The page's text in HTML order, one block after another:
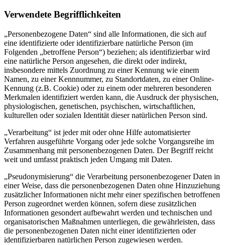
Verwendete Begrifflichkeiten
„Personenbezogene Daten“ sind alle Informationen, die sich auf
eine identifizierte oder identifizierbare natürliche Person (im
Folgenden „betroffene Person“) beziehen; als identifizierbar wird
eine natürliche Person angesehen, die direkt oder indirekt,
insbesondere mittels Zuordnung zu einer Kennung wie einem
Namen, zu einer Kennnummer, zu Standortdaten, zu einer Online-
Kennung (z.B. Cookie) oder zu einem oder mehreren besonderen
Merkmalen identifiziert werden kann, die Ausdruck der physischen,
physiologischen, genetischen, psychischen, wirtschaftlichen,
kulturellen oder sozialen Identität dieser natürlichen Person sind.
„Verarbeitung“ ist jeder mit oder ohne Hilfe automatisierter
Verfahren ausgeführte Vorgang oder jede solche Vorgangsreihe im
Zusammenhang mit personenbezogenen Daten. Der Begriff reicht
weit und umfasst praktisch jeden Umgang mit Daten.
„Pseudonymisierung“ die Verarbeitung personenbezogener Daten in
einer Weise, dass die personenbezogenen Daten ohne Hinzuziehung
zusätzlicher Informationen nicht mehr einer spezifischen betroffenen
Person zugeordnet werden können, sofern diese zusätzlichen
Informationen gesondert aufbewahrt werden und technischen und
organisatorischen Maßnahmen unterliegen, die gewährleisten, dass
die personenbezogenen Daten nicht einer identifizierten oder
identifizierbaren natürlichen Person zugewiesen werden.